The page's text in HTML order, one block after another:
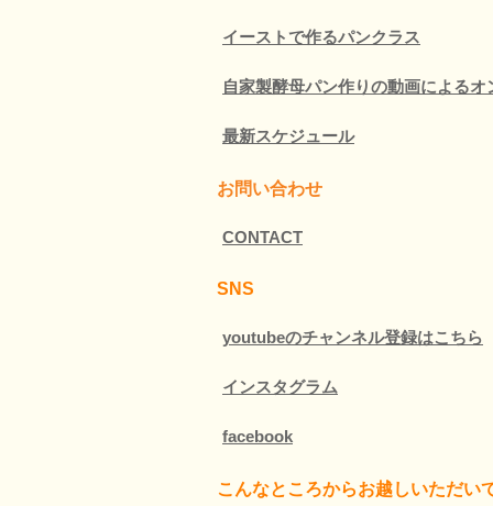
イーストで作るパンクラス
自家製酵母パン作りの動画によるオ
最新スケジュール
お問い合わせ
CONTACT
SNS
youtubeのチャンネル登録はこちら
インスタグラム
facebook
こんなところからお越しいただい